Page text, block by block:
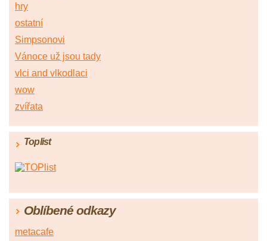
hry
ostatní
Simpsonovi
Vánoce už jsou tady
vlci and vlkodlaci
wow
zvířata
Toplist
Oblíbené odkazy
metacafe